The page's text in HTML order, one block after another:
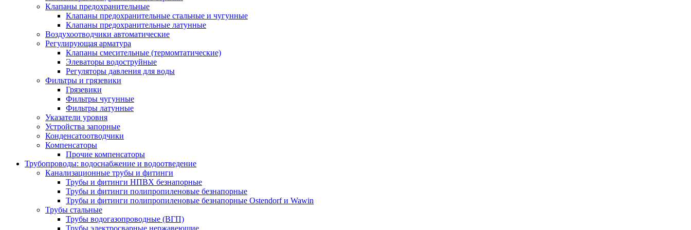
Клапаны предохранительные
Клапаны предохранительные стальные и чугунные
Клапаны предохранительные латунные
Воздухоотводчики автоматические
Регулирующая арматура
Клапаны смесительные (термомтатические)
Элеваторы водоструйные
Регуляторы давления для воды
Фильтры и грязевики
Грязевики
Фильтры чугунные
Фильтры латунные
Указатели уровня
Устройства запорные
Конденсатоотводчики
Компенсаторы
Прочие компенсаторы
Трубопроводы: водоснабжение и водоотведение
Канализационные трубы и фитинги
Трубы и фитинги НПВХ безнапорные
Трубы и фитинги полипропиленовые безнапорные
Трубы и фитинги полипропиленовые безнапорные Ostendorf и Wawin
Трубы стальные
Трубы водогазопроводные (ВГП)
Трубы электросварные нержавеющие